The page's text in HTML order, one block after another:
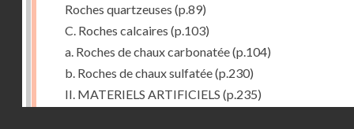
Roches quartzeuses (p.89)
C. Roches calcaires (p.103)
a. Roches de chaux carbonatée(p.104)
b. Roches de chaux sulfatée(p.230)
II. MATERIELS ARTIFICIELS (p.235)